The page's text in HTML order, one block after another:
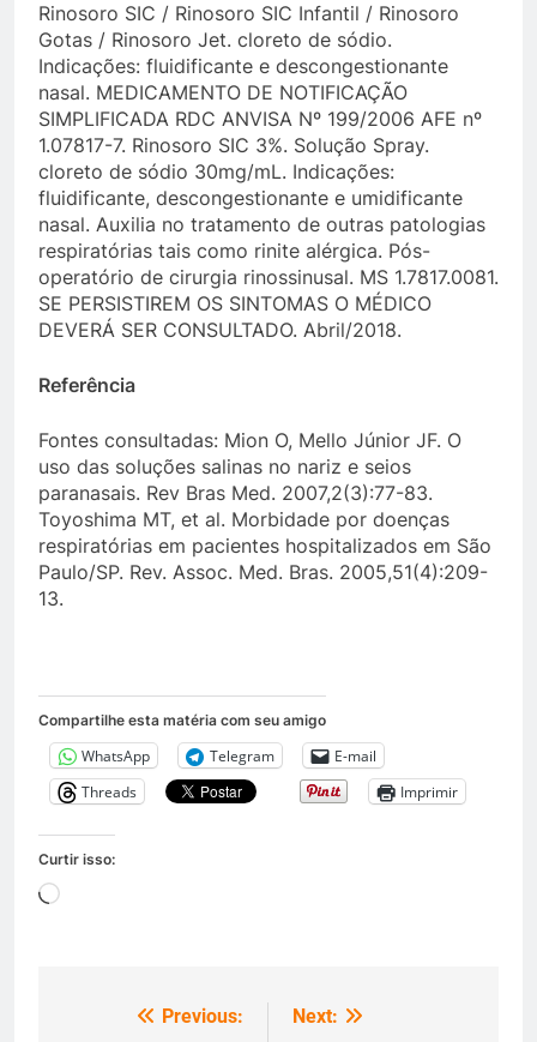
Rinosoro SIC / Rinosoro SIC Infantil / Rinosoro
Gotas / Rinosoro Jet. cloreto de sódio.
Indicações: fluidificante e descongestionante
nasal. MEDICAMENTO DE NOTIFICAÇÃO
SIMPLIFICADA RDC ANVISA Nº 199/2006 AFE nº
1.07817-7. Rinosoro SIC 3%. Solução Spray.
cloreto de sódio 30mg/mL. Indicações:
fluidificante, descongestionante e umidificante
nasal. Auxilia no tratamento de outras patologias
respiratórias tais como rinite alérgica. Pós-
operatório de cirurgia rinossinusal. MS 1.7817.0081.
SE PERSISTIREM OS SINTOMAS O MÉDICO
DEVERÁ SER CONSULTADO. Abril/2018.
Referência
Fontes consultadas: Mion O, Mello Júnior JF. O
uso das soluções salinas no nariz e seios
paranasais. Rev Bras Med. 2007,2(3):77-83.
Toyoshima MT, et al. Morbidade por doenças
respiratórias em pacientes hospitalizados em São
Paulo/SP. Rev. Assoc. Med. Bras. 2005,51(4):209-
13.
Compartilhe esta matéria com seu amigo
WhatsApp Telegram
E-mail
Threads
Imprimir
Curtir isso:
Carregando...
Navegação
Previous:
Next: